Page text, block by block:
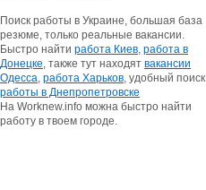
Поиск работы в Украине, большая база
резюме, только реальные вакансии.
Быстро найти работа Киев, работа в
Донецке, также тут находят вакансии
Одесса, работа Харьков, удобный поиск
работы в Днепропетровске
На Worknew.info можна быстро найти
работу в твоем городе.